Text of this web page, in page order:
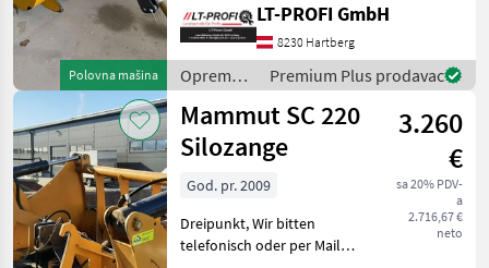
Polovna mašina
"PRIVATVERKAUF" - Front-
Heckanbau
(Umkehrgetriebe) -
Hydraulische Schwenkung -
Gelenkwelle Super
LT-PROFI GmbH
8230 Hartberg
Oprema
za
hranidbu
životinja /
Mammut
Premium Plus prodavac
Mammut SC 220
Silozange
3.260
€
sa 20% PDV-
a
2.716,67 €
neto
God. pr. 2009
Dreipunkt, Wir bitten
telefonisch oder per Mail